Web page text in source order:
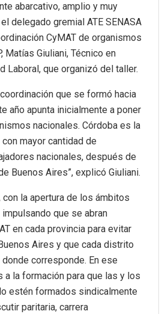
abarcativo, amplio y muy
delegado gremial ATE SENASA
CyMAT de organismos
Matías Giuliani, Técnico en
Laboral, que organizó del taller.
que se formó hacia
año apunta inicialmente a poner
nacionales. Córdoba es la
mayor cantidad de
nacionales, después de
Buenos Aires”, explicó Giuliani.
con la apertura de los ámbitos
que se abran
en cada provincia para evitar
Aires y que cada distrito
corresponde. En ese
a la formación para que las y los
estén formados sindicalmente
paritaria, carrera